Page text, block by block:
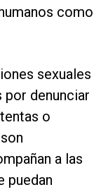
como
sexuales
denunciar
o
a las
puedan